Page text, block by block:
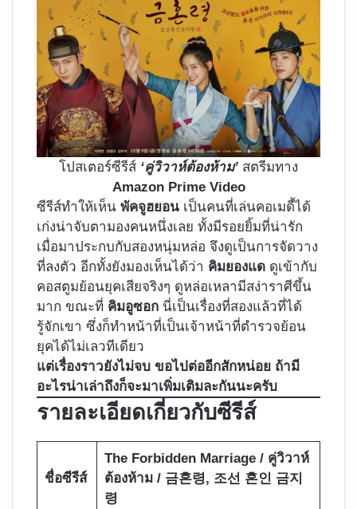
โปสเตอร์ซีรีส์ ‘คู่วิวาห์ต้องห้าม’ สตรีมทาง
Amazon Prime Video
ซีรีส์ทำให้เห็น พัคจูฮยอน เป็นคนที่เล่นคอเมดี้ได้
เก่งน่าจับตามองคนหนึ่งเลย ทั้งมีรอยยิ้มที่น่ารัก
เมื่อมาประกบกับสองหนุ่มหล่อ จึงดูเป็นการจัดวาง
ที่ลงตัว อีกทั้งยังมองเห็นได้ว่า คิมยองแด ดูเข้ากับ
คอสตูมย้อนยุคเสียจริงๆ ดูหล่อเหลามีสง่าราศีขึ้น
มาก ขณะที่ คิมอูซอก นี่เป็นเรื่องที่สองแล้วที่ได้
รู้จักเขา ซึ่งก็ทำหน้าที่เป็นเจ้าหน้าที่ตำรวจย้อน
ยุคได้ไม่เลวทีเดียว
แต่เรื่องราวยังไม่จบ ขอไปต่ออีกสักหน่อย ถ้ามี
อะไรน่าเล่าถึงก็จะมาเพิ่มเติมละกันนะครับ
รายละเอียดเกี่ยวกับซีรีส์
ชื่อซีรีส์
The Forbidden Marriage / คู่วิวาห์
ต้องห้าม / 금혼령, 조선 혼인 금지
령